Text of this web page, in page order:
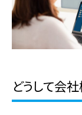
どうして会